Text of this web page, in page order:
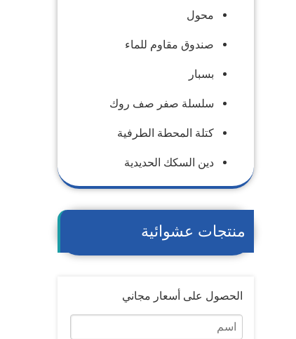
محول
صندوق مقاوم للماء
بسبار
سلسلة صفر صف روك
كتلة المحطة الطرفية
دين السكك الحديدية
منتجات عشوائية
الحصول على أسعار مجاني